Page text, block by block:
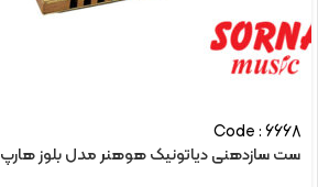
Code : 6668
ست سازدهنی دیاتونیک هوهنر مدل بلوز هارپ C,G,A